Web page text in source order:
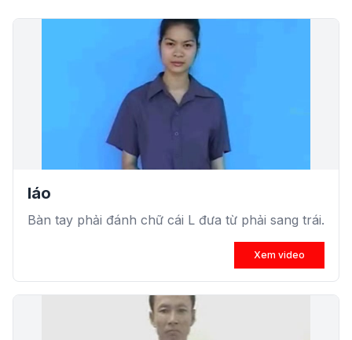
láo
Bàn tay phải đánh chữ cái L đưa từ phải sang trái.
Xem video